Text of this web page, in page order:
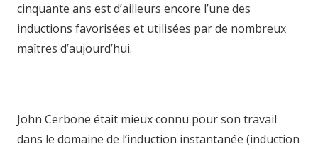
cinquante ans est d’ailleurs encore l’une des
inductions favorisées et utilisées par de nombreux
maîtres d’aujourd’hui.
John Cerbone était mieux connu pour son travail
dans le domaine de l’induction instantanée (induction